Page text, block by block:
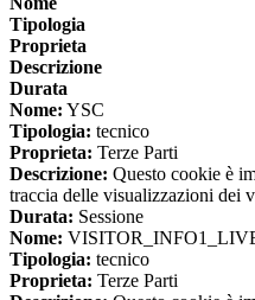
Tipologia
Proprieta
Descrizione
Durata
Nome: YSC
Tipologia: tecnico
Proprieta: Terze Parti
Descrizione: Questo cookie è
traccia delle visualizzazioni dei
Durata: Sessione
Nome:
Tipologia: tecnico
Proprieta: Terze Parti